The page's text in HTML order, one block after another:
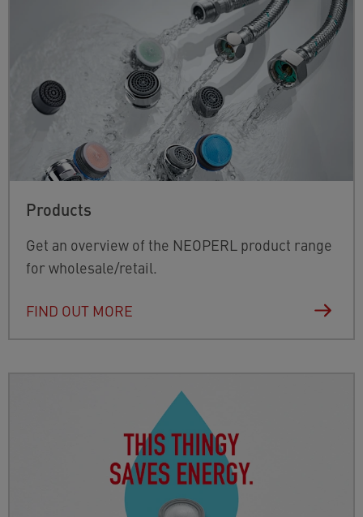
Products
Get an overview of the NEOPERL product range
for wholesale/retail.
FIND OUT MORE